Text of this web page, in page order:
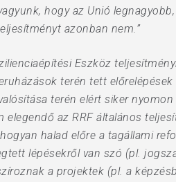
hogy az Unió
azonban nem.”
Eszköz
terén tett
terén elért siker
az RRF általános
halad előre a tagállami
lépésekről van szó (pl.
a projektek (pl. a